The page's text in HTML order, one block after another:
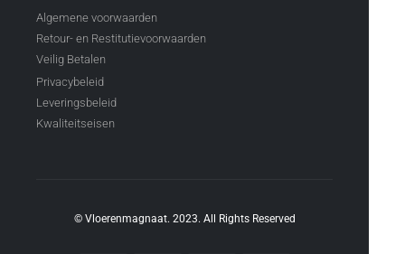
Algemene voorwaarden
Retour- en Restitutievoorwaarden
Veilig Betalen
Privacybeleid
Leveringsbeleid
Kwaliteitseisen
© Vloerenmagnaat. 2023. All Rights Reserved